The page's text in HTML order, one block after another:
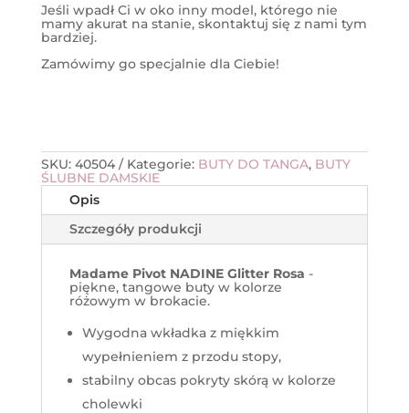
Jeśli wpadł Ci w oko inny model, którego nie
mamy akurat na stanie, skontaktuj się z nami tym
bardziej.
Zamówimy go specjalnie dla Ciebie!
SKU: 40504 Kategorie: BUTY DO TANGA, BUTY
ŚLUBNE DAMSKIE
Opis
Szczegóły produkcji
Madame Pivot NADINE Glitter Rosa -
piękne, tangowe buty w kolorze
różowym w brokacie.
Wygodna wkładka z miękkim
wypełnieniem z przodu stopy,
stabilny obcas pokryty skórą w kolorze
cholewki